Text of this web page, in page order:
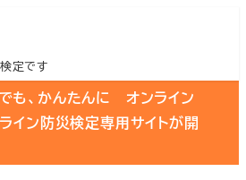
定です
も、かんたんに オンライン
ライン防災検定専用サイトが開